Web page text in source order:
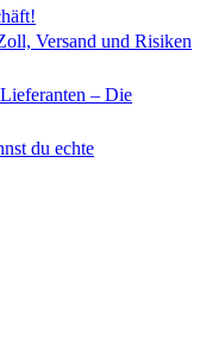
Versand und Risiken
– Die
du echte